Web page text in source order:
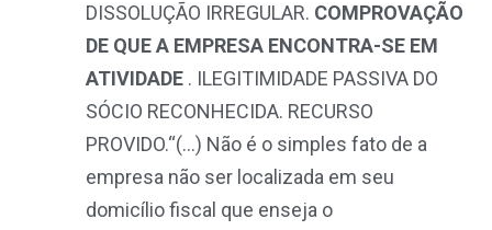
DISSOLUÇÃO IRREGULAR. COMPROVAÇÃO
DE QUE A EMPRESA ENCONTRA-SE EM
ATIVIDADE . ILEGITIMIDADE PASSIVA DO
SÓCIO RECONHECIDA. RECURSO
PROVIDO.“(…) Não é o simples fato de a
empresa não ser localizada em seu
domicílio fiscal que enseja o